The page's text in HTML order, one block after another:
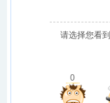
请选择您看
0